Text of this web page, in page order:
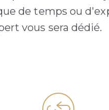
de temps ou
vous sera dédié.